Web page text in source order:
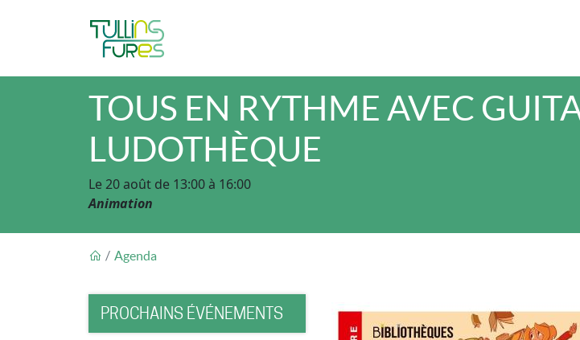
TOUS EN RYTHME AVEC
LUDOTHÈQUE
Le 20 août de 13:00 à 16:00
Animation
FIL D'ARIANE
Agenda
PROCHAINS ÉVÉNEMENTS